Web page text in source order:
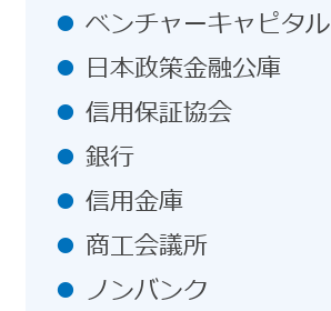
ベンチャーキャピタル
日本政策金融公庫
信用保証協会
銀行
信用金庫
商工会議所
ノンバンク